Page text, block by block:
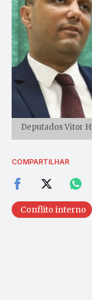
Deputados Vitor
COMPARTILHAR
Conflito interno